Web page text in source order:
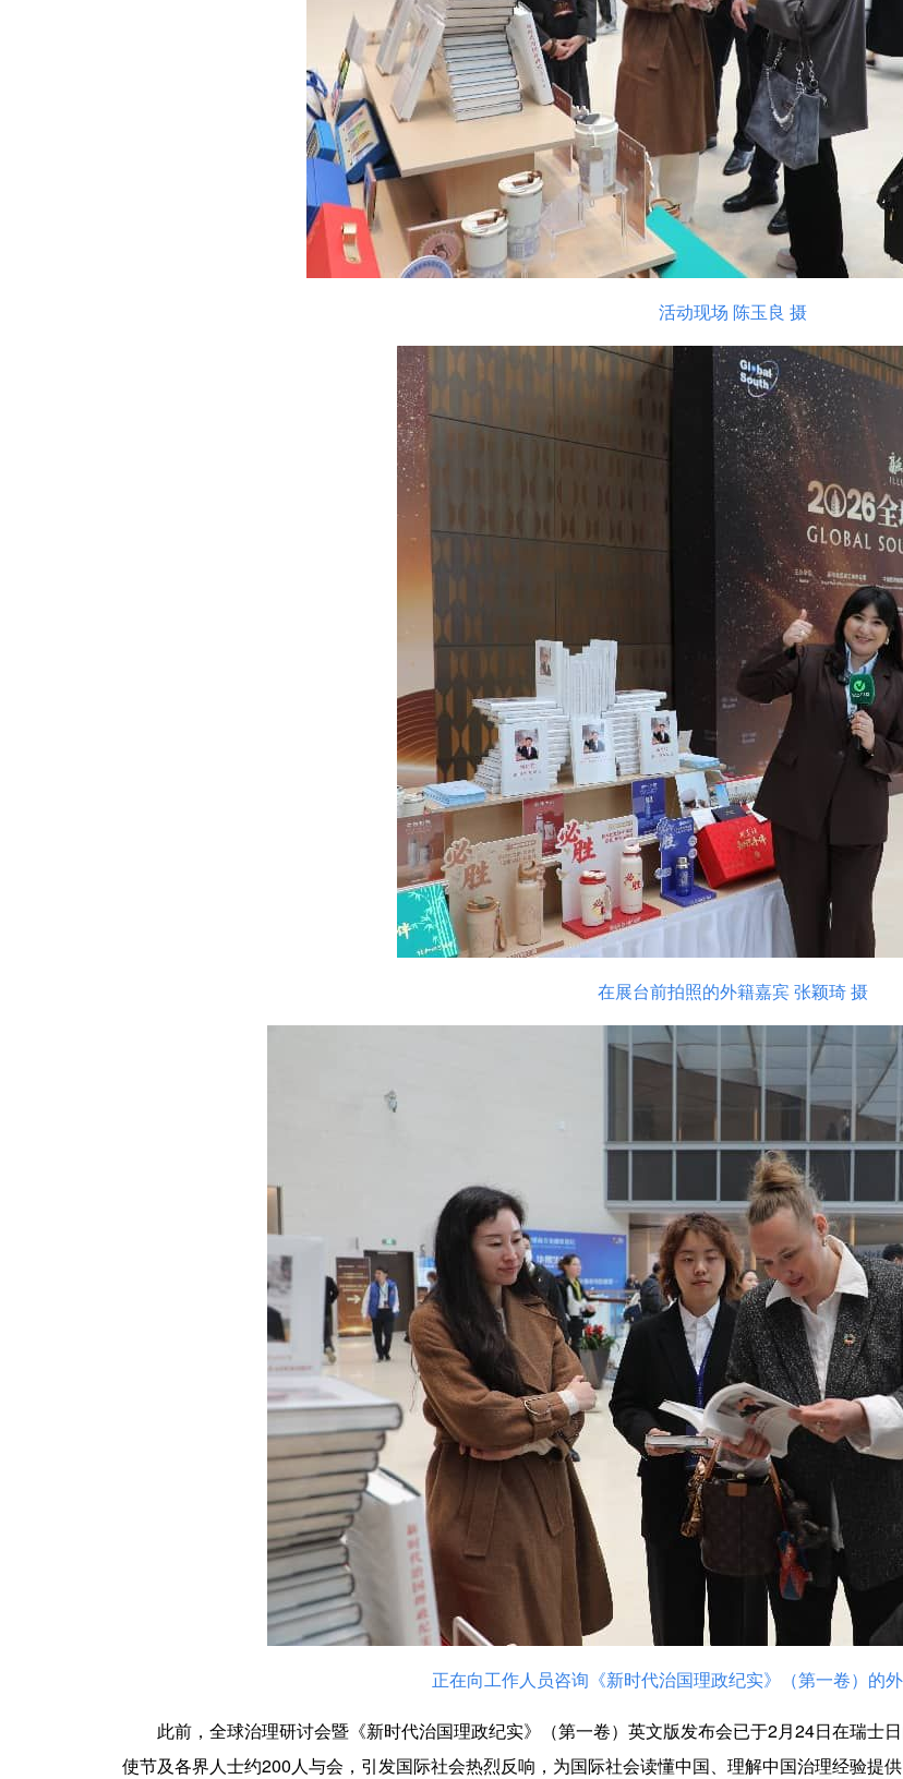
活动现场 陈玉良 摄
在展台前拍照的外籍嘉宾 张颖琦 摄
正在向工作人员咨询《新时代治国理政纪实》（第一卷）的
此前，全球治理研讨会暨《新时代治国理政纪实》（第一卷）英文版发布会已于2月24日在瑞士
使节及各界人士约200人与会，引发国际社会热烈反响，为国际社会读懂中国、理解中国治理经验提供